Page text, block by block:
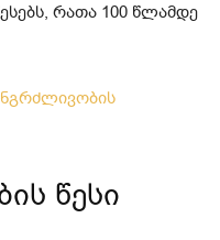
რათა 100 წლამდე
წესი